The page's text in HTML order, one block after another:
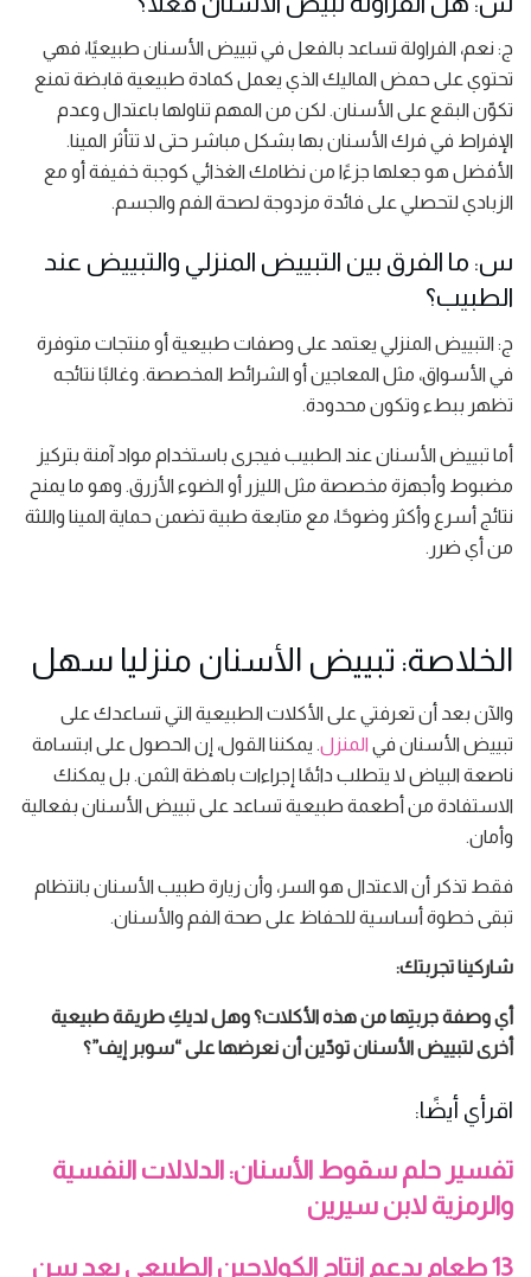
ج: نعم، الفراولة تساعد بالفعل في تبييض الأسنان طبيعيًا، فهي
تحتوي على حمض الماليك الذي يعمل كمادة طبيعية قابضة تمنع
تكوّن البقع على الأسنان. لكن من المهم تناولها باعتدال وعدم
الإفراط في فرك الأسنان بها بشكل مباشر حتى لا تتأثر المينا.
الأفضل هو جعلها جزءًا من نظامك الغذائي كوجبة خفيفة أو مع
الزبادي لتحصلي على فائدة مزدوجة لصحة الفم والجسم.
س: ما الفرق بين التبييض المنزلي والتبييض عند
الطبيب؟
ج: التبييض المنزلي يعتمد على وصفات طبيعية أو منتجات متوفرة
في الأسواق، مثل المعاجين أو الشرائط المخصصة. وغالبًا نتائجه
تظهر ببطء وتكون محدودة.
أما تبييض الأسنان عند الطبيب فيجرى باستخدام مواد آمنة بتركيز
مضبوط وأجهزة مخصصة مثل الليزر أو الضوء الأزرق. وهو ما يمنح
نتائج أسرع وأكثر وضوحًا، مع متابعة طبية تضمن حماية المينا واللثة
من أي ضرر.
الخلاصة: تبييض الأسنان منزليا سهل
والآن بعد أن تعرفتي على الأكلات الطبيعية التي تساعدك على
تبييض الأسنان في المنزل. يمكننا القول، إن الحصول على ابتسامة
ناصعة البياض لا يتطلب دائمًا إجراءات باهظة الثمن. بل يمكنك
الاستفادة من أطعمة طبيعية تساعد على تبييض الأسنان بفعالية
وأمان.
فقط تذكر أن الاعتدال هو السر، وأن زيارة طبيب الأسنان بانتظام
تبقى خطوة أساسية للحفاظ على صحة الفم والأسنان.
شاركينا تجربتك:
أي وصفة جربتِها من هذه الأكلات؟ وهل لديكِ طريقة طبيعية
أخرى لتبييض الأسنان تودّين أن نعرضها على “سوبر إيف”؟
اقرأي أيضًا:
تفسير حلم سقوط الأسنان: الدلالات النفسية
والرمزية لابن سيرين
13طعام يدعم انتاج الكولاجين الطبيعي بعد سن